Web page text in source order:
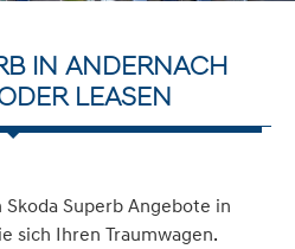
IN ANDERNACH
LEASEN
Superb Angebote in
sich Ihren Traumwagen.